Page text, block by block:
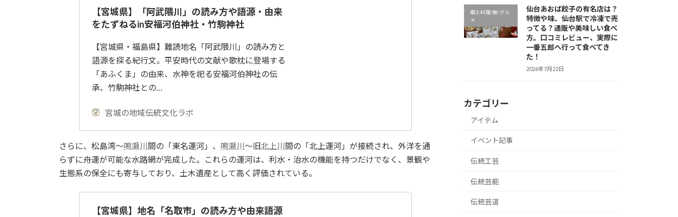
【宮城県】「阿武隈川」の読み方や語源・由来
をたずねるin安福河伯神社・竹駒神社
【宮城県・福島県】難読地名「阿武隈川」の読み方と
語源を探る紀行文。平安時代の文献や歌枕に登場する
「あふくま」の由来、水神を祀る安福河伯神社の伝
承、竹駒神社との…
宮城の地域伝統文化ラボ
さらに、松島湾〜鳴瀬川 間の「東名運河」、 鳴瀬川 〜旧北上川 間の「北上運河」が接続され、外洋を通
らずに舟運が可能な水路網が完成した。これらの運河は、利水・治水の機能を持つだけでなく、景観や
生態系の保全にも寄与しており、土木遺産として高く評価されている。
【宮城県】地名「名取市」の読み方や由来語源
郷土料理/食/グル
メ
仙台あおば餃子の有名店は？
特徴や味、仙台駅で冷凍で売
ってる？通販や美味しい食べ
方。口コミレビュー、実際に
一番五郎へ行って食べてき
た！
2026年7月22日
カテゴリー
アイテム
イベント記事
伝統工芸
伝統芸能
伝統芸道